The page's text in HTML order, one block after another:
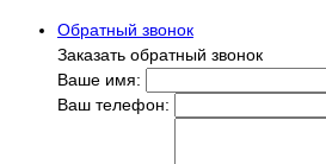
Обратный звонок
Заказать обратный звонок
Ваше имя:
Ваш телефон: